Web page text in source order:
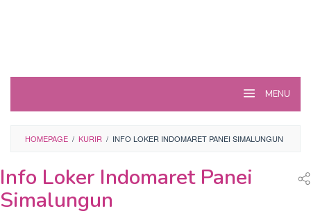
MENU
HOMEPAGE / KURIR / INFO LOKER INDOMARET PANEI SIMALUNGUN
Info Loker Indomaret Panei
Simalungun